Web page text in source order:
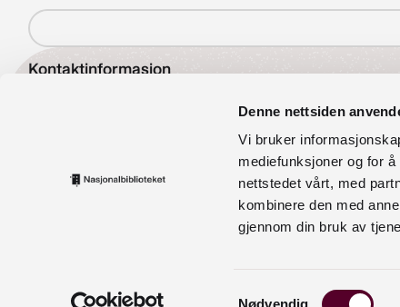
Denne nettsiden
Vi bruker
mediefunksjoner og for
nettstedet vårt, med
kombinere den med
gjennom din bruk av
Samtykkevalg
Nødvendig
Kontaktinformasjon
Telefon:23 27 60 00